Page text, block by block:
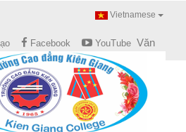
Vietnamese
Facebook YouTube Văn